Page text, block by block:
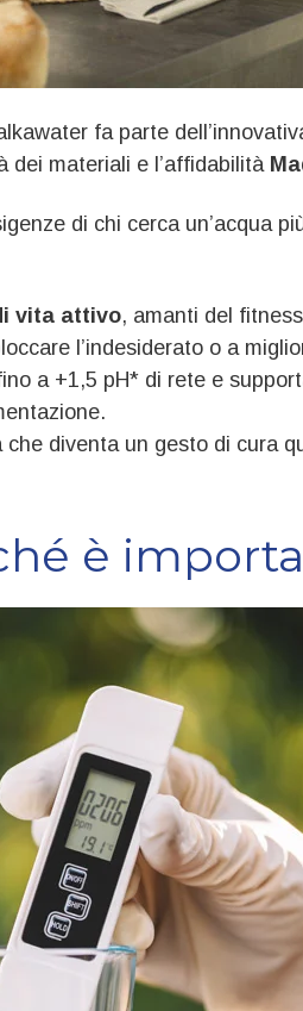
fa parte
dei materiali e l’affidabilità
di chi cerca un’acqua
vita attivo, amanti del
l’indesiderato o a
a +1,5 pH* di rete e
che diventa un gesto di cura
è